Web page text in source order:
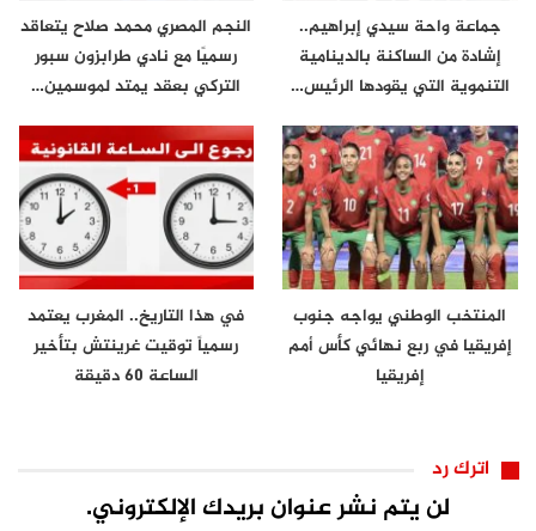
جماعة واحة سيدي إبراهيم..
إشادة من الساكنة بالدينامية
التنموية التي يقودها الرئيس…
النجم المصري محمد صلاح يتعاقد
رسميًا مع نادي طرابزون سبور
التركي بعقد يمتد لموسمين…
المنتخب الوطني يواجه جنوب
إفريقيا في ربع نهائي كأس أمم
إفريقيا
في هذا التاريخ.. المغرب يعتمد
رسمياً توقيت غرينتش بتأخير
الساعة 60 دقيقة
اترك رد
لن يتم نشر عنوان بريدك الإلكتروني.